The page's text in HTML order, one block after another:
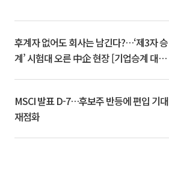
후계자 없어도 회사는 남긴다?…‘제3자 승
계’ 시험대 오른 中企 현장 [기업승계 대전
MSCI 발표 D-7…후보주 반등에 편입 기대
재점화